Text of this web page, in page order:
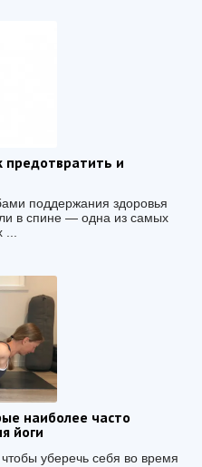
предотвратить и
поддержания здоровья
в спине — одна из самых
...
наиболее часто
йоги
чтобы уберечь себя во время